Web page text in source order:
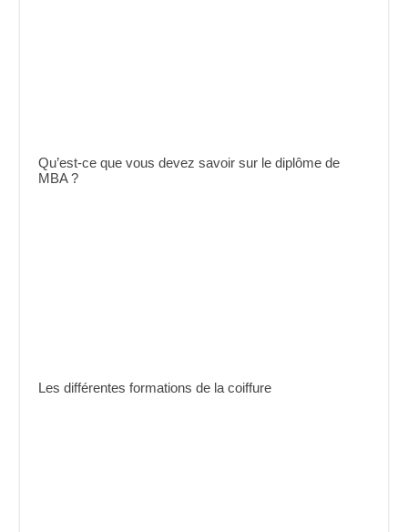
Qu’est-ce que vous devez savoir sur le diplôme de
MBA ?
Les différentes formations de la coiffure